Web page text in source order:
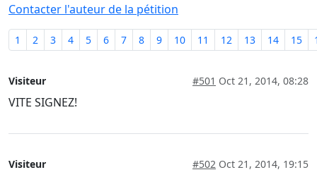
Contacter l'auteur de la pétition
1 2 3 4 5 6 7 8 9 10 11 12 13 14 15
Visiteur #501 Oct 21, 2014, 08:28
VITE SIGNEZ!
Visiteur #502 Oct 21, 2014, 19:15